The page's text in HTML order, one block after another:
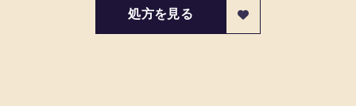
処方を見る